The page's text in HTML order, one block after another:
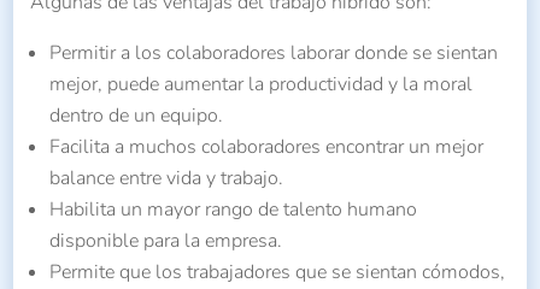
Permitir a los colaboradores laborar donde se sientan
mejor, puede aumentar la productividad y la moral
dentro de un equipo.
Facilita a muchos colaboradores encontrar un mejor
balance entre vida y trabajo.
Habilita un mayor rango de talento humano
disponible para la empresa.
Permite que los trabajadores que se sientan cómodos,